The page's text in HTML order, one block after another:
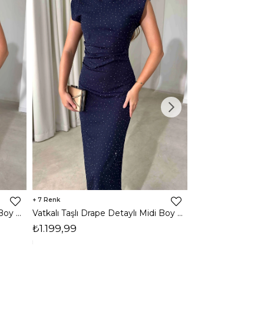
Vatkalı Taşlı Drape Detaylı Midi Boy Kahverengi Jesep Kadın Elbise 26Y282
7
Vatkalı Taşlı Drape Detaylı Midi Boy Lacivert Jesep Kadın Elbise 26Y282
₺1.199,99